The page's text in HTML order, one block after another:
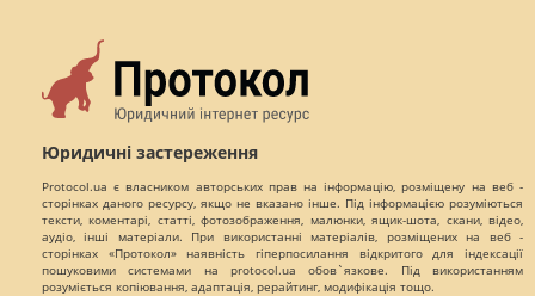
Юридичні застереження
Protocol.ua є власником авторських прав на інформацію, розміщену на веб -
сторінках даного ресурсу, якщо не вказано інше. Під інформацією розуміються
тексти, коментарі, статті, фотозображення, малюнки, ящик-шота, скани, відео,
аудіо, інші матеріали. При використанні матеріалів, розміщених на веб -
сторінках «Протокол» наявність гіперпосилання відкритого для індексації
пошуковими системами на protocol.ua обов`язкове. Під використанням
розуміється копіювання, адаптація, рерайтинг, модифікація тощо.